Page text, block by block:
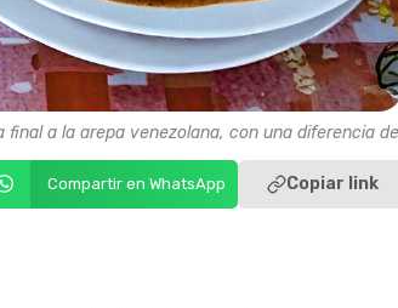
final a la arepa venezolana, con una diferencia de
Compartir en WhatsApp Copiar link